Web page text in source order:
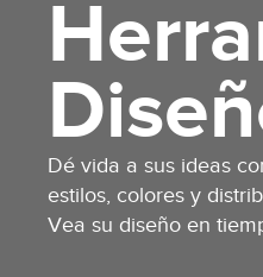
Dé vida a sus ideas
estilos, colores y
Vea su diseño en